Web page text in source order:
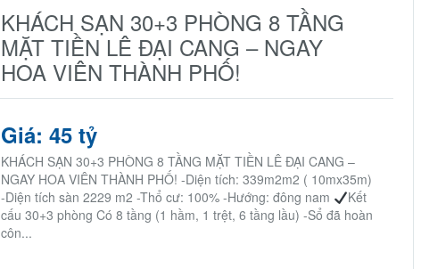
KHÁCH SẠN 30+3 PHÒNG 8 TẦNG
MẶT TIỀN LÊ ĐẠI CANG – NGAY
HOA VIÊN THÀNH PHỐ!
Giá: 45 tỷ
KHÁCH SẠN 30+3 PHÒNG 8 TẦNG MẶT TIỀN LÊ ĐẠI CANG –
NGAY HOA VIÊN THÀNH PHỐ! -Diện tích: 339m2m2 ( 10mx35m)
-Diện tích sàn 2229 m2 -Thổ cư: 100% -Hướng: đông nam
Kết
cấu 30+3 phòng Có 8 tầng (1 hầm, 1 trệt, 6 tầng lầu) -Sổ đã hoàn
côn...